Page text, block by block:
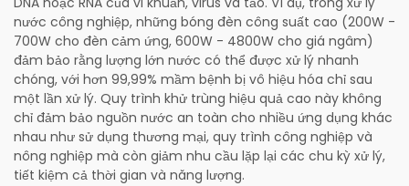
nước công nghiệp, những bóng đèn công suất cao (200W -
700W cho đèn cảm ứng, 600W - 4800W cho giá ngâm)
đảm bảo rằng lượng lớn nước có thể được xử lý nhanh
chóng, với hơn 99,99% mầm bệnh bị vô hiệu hóa chỉ sau
một lần xử lý. Quy trình khử trùng hiệu quả cao này không
chỉ đảm bảo nguồn nước an toàn cho nhiều ứng dụng khác
nhau như sử dụng thương mại, quy trình công nghiệp và
nông nghiệp mà còn giảm nhu cầu lặp lại các chu kỳ xử lý,
tiết kiệm cả thời gian và năng lượng.